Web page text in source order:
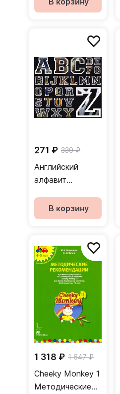
271 ₽ 339 ₽
Английский
алфавит
В корзину
1 318 ₽ 1 647 ₽
Cheeky Monkey 1
Методические